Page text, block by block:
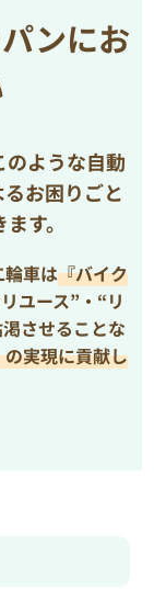
ンにお
のような自動
お困りごと
す。
輪車は『バイク
ユース”・“リ
させることな
実現に貢献し